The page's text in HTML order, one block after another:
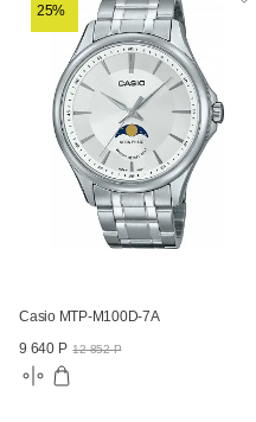
25%
Casio MTP-M100D-7A
9 640 Р 12 852 Р